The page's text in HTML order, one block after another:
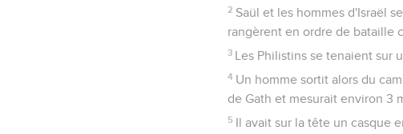
2 Saül et les hommes d'Israël
rangèrent en ordre de bataille
3 Les Philistins se tenaient sur
4 Un homme sortit alors du
de Gath et mesurait environ 3
5 Il avait sur la tête un casque